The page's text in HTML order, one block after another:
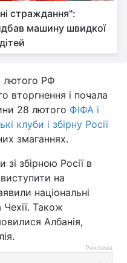
страждання":
машину швидкої
лютого РФ
вторгнення і почала
28 лютого ФІФА і
клуби і збірну Росії
змаганнях.
збірною Росії в
на
національні
Також
Албанія,
Реклама